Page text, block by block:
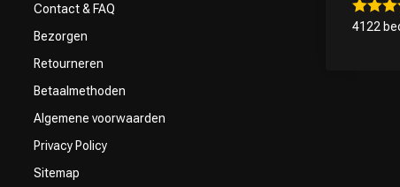
Contact & FAQ
Bezorgen
Retourneren
Betaalmethoden
Algemene voorwaarden
Privacy Policy
Sitemap
4122